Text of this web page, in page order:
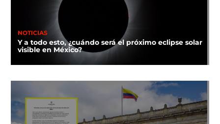
NOTICIAS
Y a todo esto, ¿cuándo será el próximo eclipse solar
visible en México?